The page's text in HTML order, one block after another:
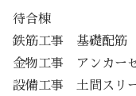
待合棟
鉄筋工事 基礎配筋
金物工事 アンカー
設備工事 土間スリ